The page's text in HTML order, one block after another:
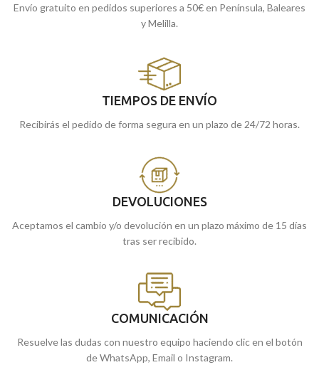
Envío gratuito en pedidos superiores a 50€ en Península, Baleares
y Melilla.
TIEMPOS DE ENVÍO
Recibirás el pedido de forma segura en un plazo de 24/72 horas.
DEVOLUCIONES
Aceptamos el cambio y/o devolución en un plazo máximo de 15 días
tras ser recibido.
COMUNICACIÓN
Resuelve las dudas con nuestro equipo haciendo clic en el botón
de WhatsApp, Email o Instagram.